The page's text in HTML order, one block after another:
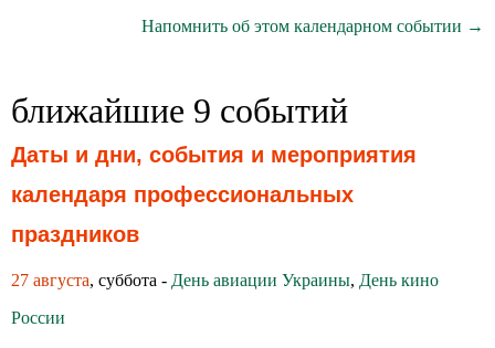
Напомнить об этом календарном событии →
ближайшие 9 событий
Даты и дни, события и мероприятия
календаря профессиональных
праздников
27 августа, суббота - День авиации Украины, День кино
России